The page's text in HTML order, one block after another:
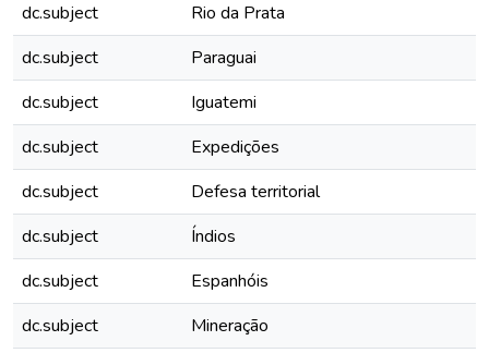
dc.subject
Rio da Prata
dc.subject
Paraguai
dc.subject
Iguatemi
dc.subject
Expedições
dc.subject
Defesa territorial
dc.subject
Índios
dc.subject
Espanhóis
dc.subject
Mineração